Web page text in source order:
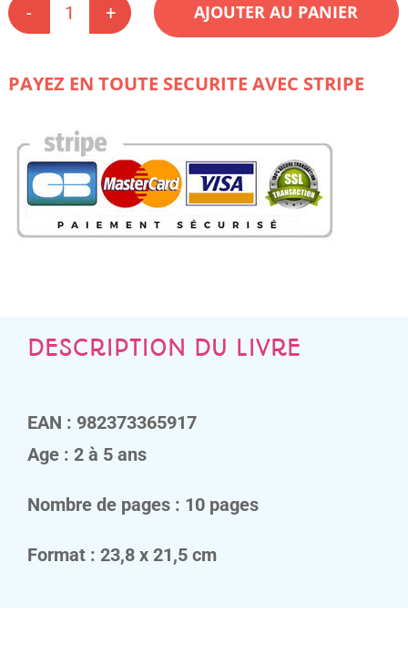
quantité
de
et
les
touts-
petits
:
Pourquoi
mon
AJOUTER AU PANIER
PAYEZ EN TOUTE SECURITE AVEC STRIPE
DESCRIPTION DU LIVRE
EAN : 982373365917
Age : 2 à 5 ans
Nombre de pages : 10 pages
Format : 23,8 x 21,5 cm